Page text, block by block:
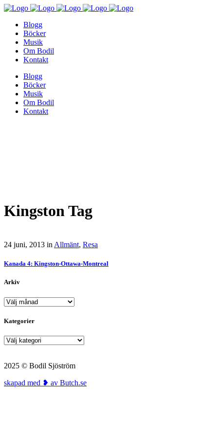
Blogg
Böcker
Musik
Om Bodil
Kontakt
Blogg
Böcker
Musik
Om Bodil
Kontakt
Kingston Tag
24 juni, 2013 in Allmänt, Resa
Kanada 4: Kingston-Ottawa-Montreal
Arkiv
Arkiv
Kategorier
Kategorier
2025 © Bodil Sjöström
skapad med ❥ av Butch.se